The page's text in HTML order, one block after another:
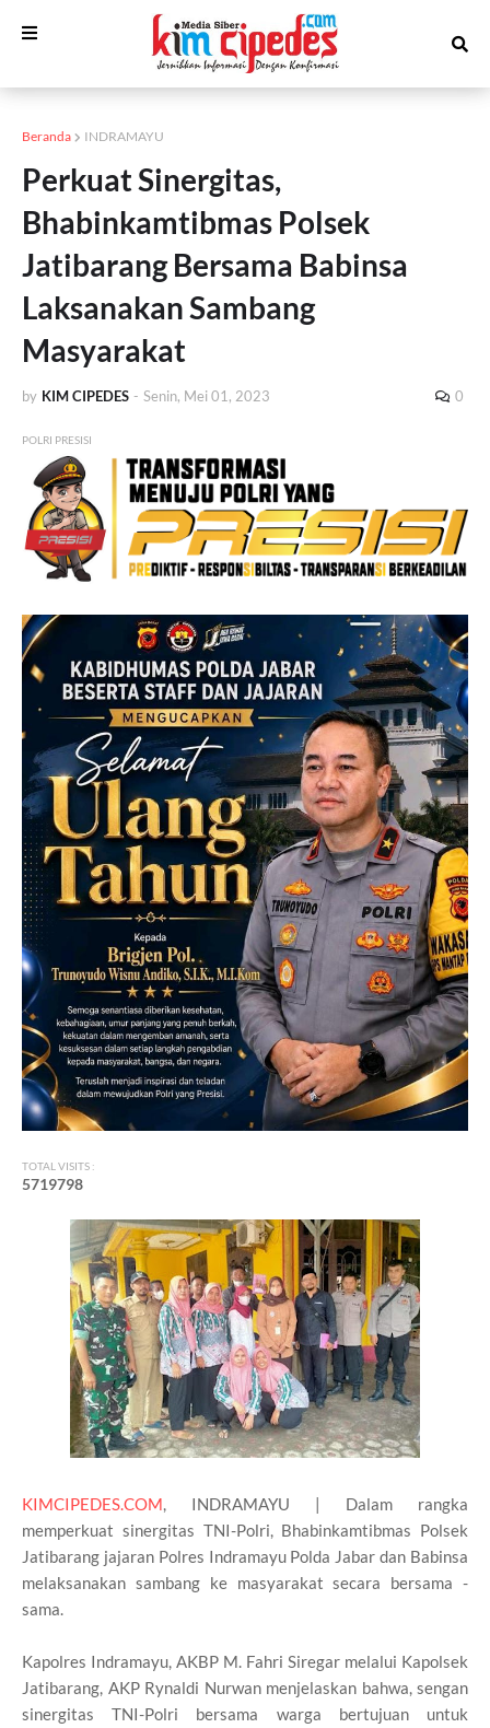
Beranda INDRAMAYU
Perkuat Sinergitas,
Bhabinkamtibmas Polsek
Jatibarang Bersama Babinsa
Laksanakan Sambang
Masyarakat
by KIM CIPEDES - Senin, Mei 01, 2023 0
POLRI PRESISI
TOTAL VISITS :
5719798
KIMCIPEDES.COM, INDRAMAYU | Dalam rangka
memperkuat sinergitas TNI-Polri, Bhabinkamtibmas Polsek
Jatibarang jajaran Polres Indramayu Polda Jabar dan Babinsa
melaksanakan sambang ke masyarakat secara bersama -
sama.
Kapolres Indramayu, AKBP M. Fahri Siregar melalui Kapolsek
Jatibarang, AKP Rynaldi Nurwan menjelaskan bahwa, sengan
sinergitas TNI-Polri bersama warga bertujuan untuk